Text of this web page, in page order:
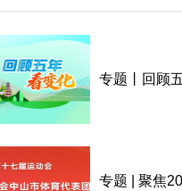
专题丨回顾
专题 | 聚焦